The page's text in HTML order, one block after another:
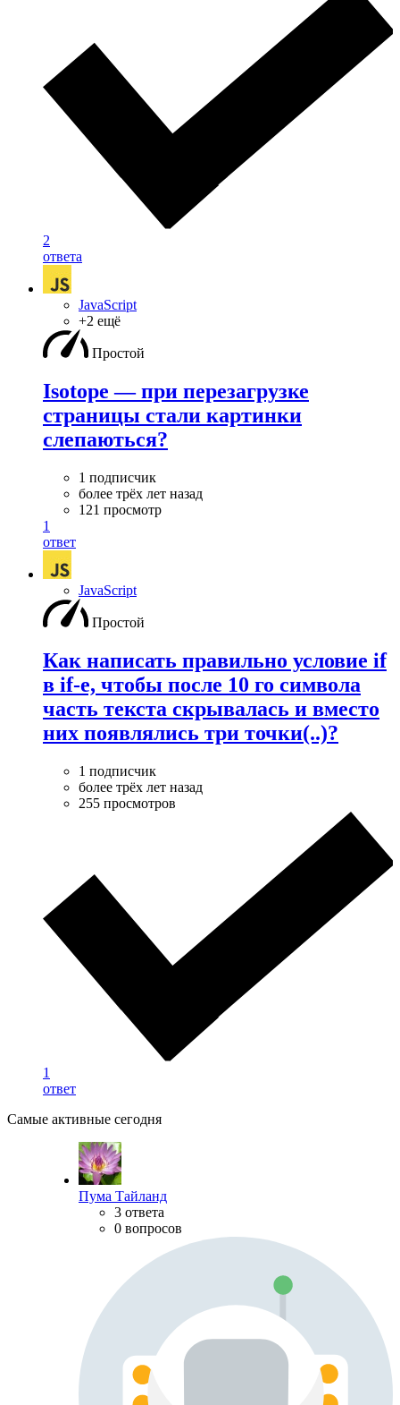
2
ответа
JavaScript
+2 ещё
Простой
Isotope — при перезагрузке
страницы стали картинки
слепаються?
1 подписчик
более трёх лет назад
121 просмотр
1
ответ
JavaScript
Простой
Как написать правильно условие if
в if-e, чтобы после 10 го символа
часть текста скрывалась и вместо
них появлялись три точки(..)?
1 подписчик
более трёх лет назад
255 просмотров
1
ответ
Самые активные сегодня
Пума Тайланд
3 ответа
0 вопросов